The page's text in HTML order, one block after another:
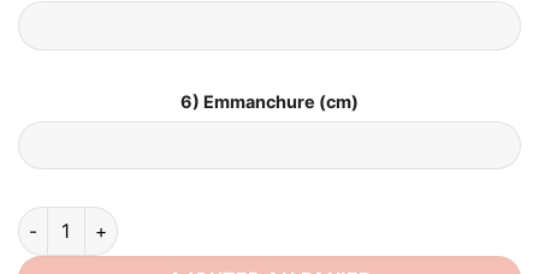
6) Emmanchure (cm)
quantité de Robe de Mariée Bohème Dos Nu